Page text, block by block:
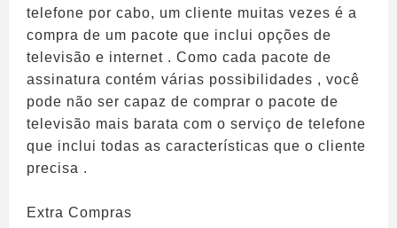
telefone por cabo, um cliente muitas vezes é a
compra de um pacote que inclui opções de
televisão e internet . Como cada pacote de
assinatura contém várias possibilidades , você
pode não ser capaz de comprar o pacote de
televisão mais barata com o serviço de telefone
que inclui todas as características que o cliente
precisa .
Extra Compras